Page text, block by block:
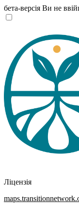
бета-версія Ви не
Ліцензія